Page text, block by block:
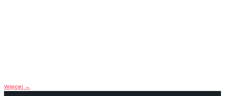
Więcej →